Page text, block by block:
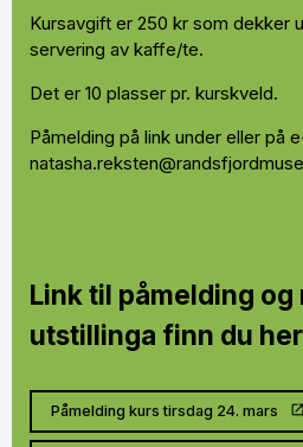
Kursavgift er 250 kr som dekker
servering av kaffe/te.
Det er 10 plasser pr. kurskveld.
Påmelding på link under eller på
Link til påmelding og
utstillinga finn du
Påmelding kurs tirsdag 24. mars